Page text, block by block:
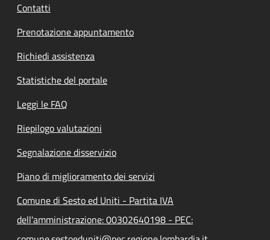
Contatti
Prenotazione appuntamento
Richiedi assistenza
Statistiche del portale
Leggi le FAQ
Riepilogo valutazioni
Segnalazione disservizio
Piano di miglioramento dei servizi
Comune di Sesto ed Uniti - Partita IVA
dell'amministrazione: 00302640198 - PEC: